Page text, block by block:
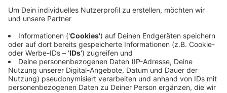
Buchungssystemfür alle geschaffen. Für heute
Verfügung. Nachdem das bei uns erstmals
gemeldet wurde, waren die Termine schnell
vergeben. In Zukunft sollen aber auch andere
Impfstoffe ausgesucht werden können. Und
regelmäßig werden neue Termine freigeschaltet.